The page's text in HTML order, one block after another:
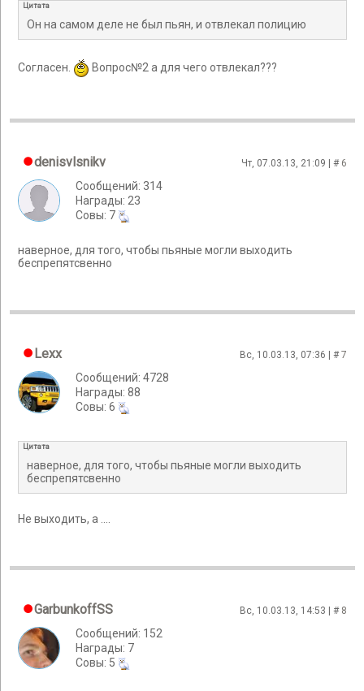
Цитата
Он на самом деле не был пьян, и отвлекал полицию
Согласен. Вопрос№2 а для чего отвлекал???
denisvlsnikv Чт, 07.03.13, 21:09 | # 6
Сообщений: 314
Награды: 23
Cовы: 7
наверное, для того, чтобы пьяные могли выходить
беспрепятсвенно
Lexx Вс, 10.03.13, 07:36 | #7
Сообщений: 4728
Награды: 88
Cовы: 6
Цитата
наверное, для того, чтобы пьяные могли выходить
беспрепятсвенно
Не выходить, а ....
GarbunkoffSS Вс, 10.03.13, 14:53 | # 8
Сообщений: 152
Награды: 7
Cовы: 5